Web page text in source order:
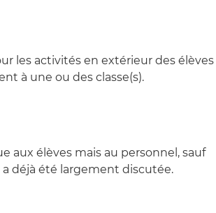
les activités en extérieur des élèves
à une ou des classe(s).
aux élèves mais au personnel, sauf
déjà été largement discutée.